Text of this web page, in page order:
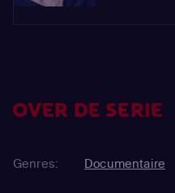
OVER DE SERIE
Genres: Documentaire